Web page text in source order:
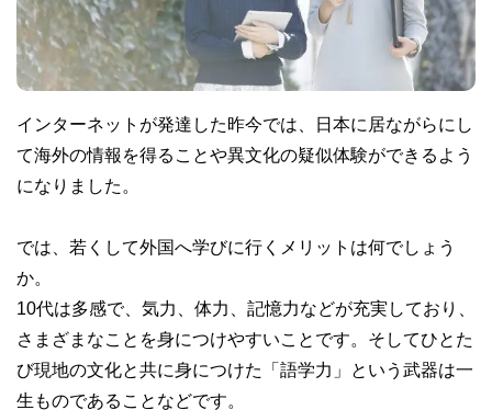
インターネットが発達した昨今では、日本に居ながらにし
て海外の情報を得ることや異文化の疑似体験ができるよう
になりました。
では、若くして外国へ学びに行くメリットは何でしょう
か。
10代は多感で、気力、体力、記憶力などが充実しており、
さまざまなことを身につけやすいことです。そしてひとた
び現地の文化と共に身につけた「語学力」という武器は一
生ものであることなどです。